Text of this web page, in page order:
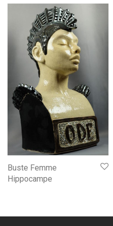
Buste Femme
Hippocampe